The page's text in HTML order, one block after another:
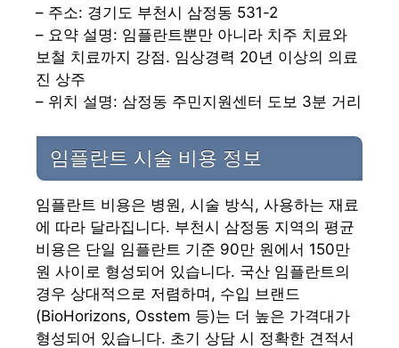
– 주소: 경기도 부천시 삼정동 531-2
– 요약 설명: 임플란트뿐만 아니라 치주 치료와
보철 치료까지 강점. 임상경력 20년 이상의 의료
진 상주
– 위치 설명: 삼정동 주민지원센터 도보 3분 거리
임플란트 시술 비용 정보
임플란트 비용은 병원, 시술 방식, 사용하는 재료
에 따라 달라집니다. 부천시 삼정동 지역의 평균
비용은 단일 임플란트 기준 90만 원에서 150만
원 사이로 형성되어 있습니다. 국산 임플란트의
경우 상대적으로 저렴하며, 수입 브랜드
(BioHorizons, Osstem 등)는 더 높은 가격대가
형성되어 있습니다. 초기 상담 시 정확한 견적서